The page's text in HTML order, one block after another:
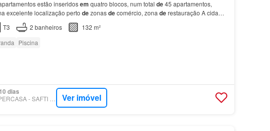
estão inseridosem quatro blocos, num total de45 apartamentos,
excelente localização perto dezonasdecomércio, zona derestauração A cidade
está localizada pleno coração
T3 2 banheiros
132 m²
Piscina
dias
SUPERCASA - SAFTI PORTUGAL Ver imóvel